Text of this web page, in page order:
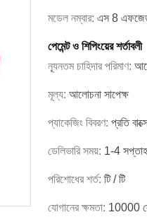
মডেল নম্বার: এস 8
পেমেন্ট ও শিপিংয়ের শর্তাবলী
ন্যূনতম চাহিদার পরিমাণ:
মূল্য: আলোচনা সাপেক্ষ
প্যাকেজিং বিবরণ: প্রতি
ডেলিভারি সময়: 1-4 সপ্তাহ
পরিশোধের শর্ত: টি / টি
যোগানের ক্ষমতা: 10000